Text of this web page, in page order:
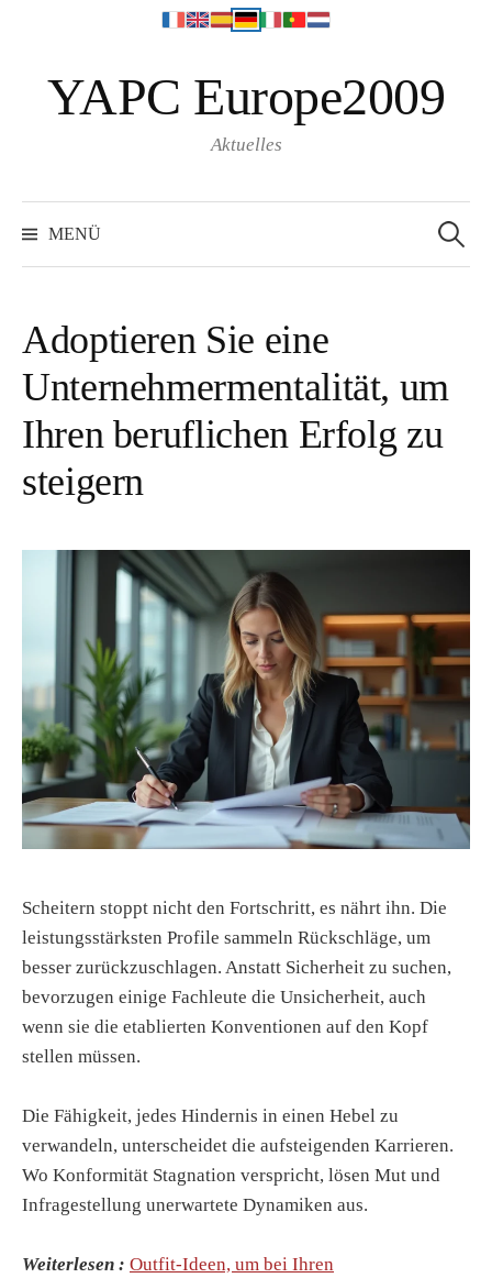
g
e
I
n
t
YAPC Europe2009
Aktuelles
MENÜ
e
a
Adoptieren Sie eine
Unternehmermentalität, um
Ihren beruflichen Erfolg zu
steigern
Scheitern stoppt nicht den Fortschritt, es nährt ihn. Die
leistungsstärksten Profile sammeln Rückschläge, um
besser zurückzuschlagen. Anstatt Sicherheit zu suchen,
bevorzugen einige Fachleute die Unsicherheit, auch
wenn sie die etablierten Konventionen auf den Kopf
stellen müssen.
Die Fähigkeit, jedes Hindernis in einen Hebel zu
verwandeln, unterscheidet die aufsteigenden Karrieren.
Wo Konformität Stagnation verspricht, lösen Mut und
Infragestellung unerwartete Dynamiken aus.
Weiterlesen : Outfit-Ideen, um bei Ihren